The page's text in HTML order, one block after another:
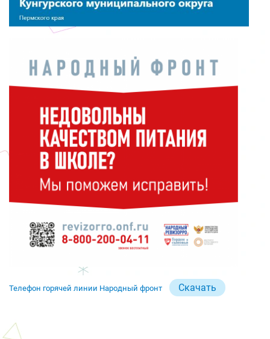
Телефон горячей линии Народный фронт Скачать